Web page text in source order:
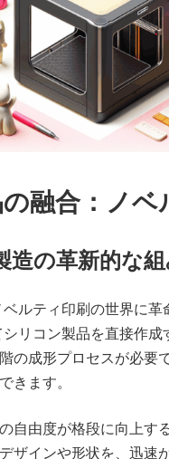
融合：ノベ
造の革新的な
ルティ印刷の世界に
リコン製品を直接作成
の成形プロセスが必要
きます。
自由度が格段に向上す
ザインや形状を、迅速